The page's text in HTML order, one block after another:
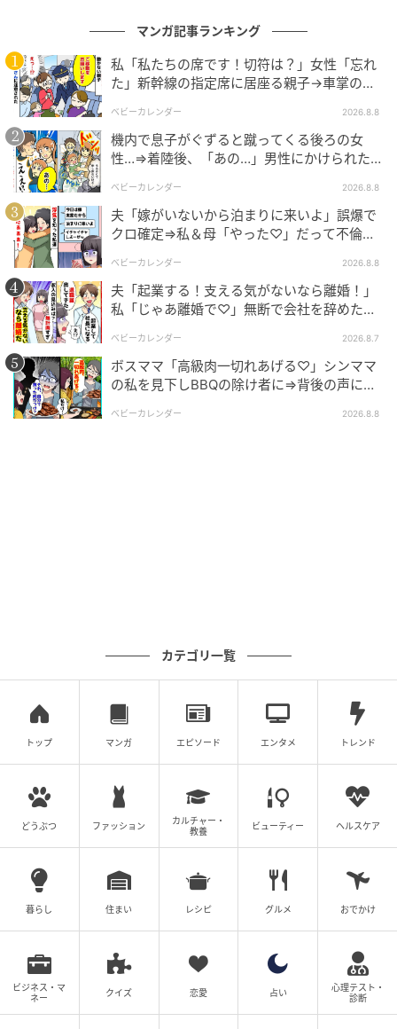
傷心の友人を思いやる
次の記事
「詮索はしないでください」報酬と引き換え
に秘密を強要する女の冷酷な微笑み【顔を盗
られた女 ～この世から「私」がいなくなる～#
26】
の記事をもっとみる
マンガ記事ランキング
私「私たちの席です！切符は？」女性「忘れ
た」新幹線の指定席に居座る親子→車掌の注
ベビーカレンダー 2026.8.8
機内で息子がぐずると蹴ってくる後ろの女
性…⇒着陸後、「あの…」男性にかけられた驚
ベビーカレンダー 2026.8.8
夫「嫁がいないから泊まりに来いよ」誤爆で
クロ確定⇒私＆母「やった♡」だって不倫相
ベビーカレンダー 2026.8.8
夫「起業する！支える気がないなら離婚！」
私「じゃあ離婚で♡」無断で会社を辞めた元
ベビーカレンダー 2026.8.7
ボスママ「高級肉一切れあげる♡」シンママ
の私を見下しBBQの除け者に⇒背後の声に突
ベビーカレンダー 2026.8.8
カテゴリ一覧
トップ マンガ エピソード エンタメ トレンド
どうぶつ ファッション
カルチャー・
教養
ビューティー ヘルスケア
暮らし 住まい レシピ グルメ おでかけ
ビジネス・マ
ネー
クイズ 恋愛 占い
心理テスト・
診断